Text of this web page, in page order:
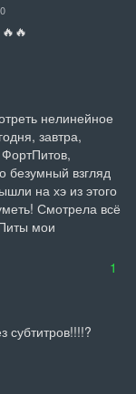
нелинейное
завтра,
безумный взгляд
на хэ из этого
Смотрела всё
мои
1
субтитров!!!!?